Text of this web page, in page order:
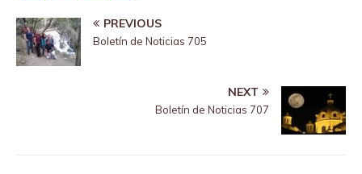
c
e
i
t
a
PREVIOUS
Boletín de Noticias 705
NEXT
Boletín de Noticias 707